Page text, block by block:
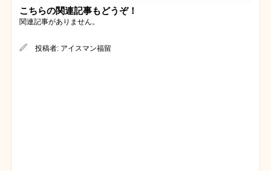
こちらの関連記事もどうぞ！
関連記事がありません。
投稿者: アイスマン福留